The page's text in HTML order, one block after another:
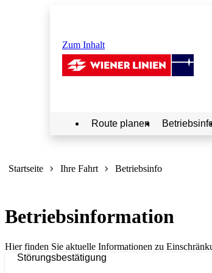
Zum Inhalt
Route planen
hier:
Startseite Ihre Fahrt Betriebsinfo
Betriebsinformation
Hier finden Sie aktuelle Informationen zu
Störungsbestätigung